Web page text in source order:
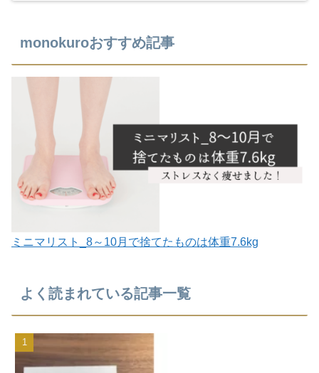
monokuroおすすめ記事
ミニマリスト_8～10月で捨てたものは体重7.6kg
よく読まれている記事一覧